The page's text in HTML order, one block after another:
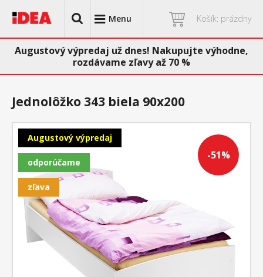
Menu Košík: prázdny
Augustový výpredaj už dnes! Nakupujte výhodne,
rozdávame zľavy až 70 %
-51%
Augustový výpredaj
odporúčame
zľava
Jednolôžko 343 biela 90x200